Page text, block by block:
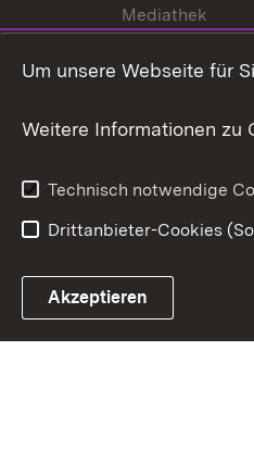
Mediathek
Publikationen
Link zum
Um unsere Webseite für
Weitere Informationen zu
Technisch notwendige
Drittanbieter-Cookies
Akzeptieren